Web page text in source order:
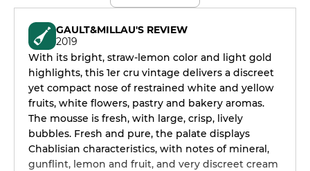
GAULT&MILLAU'S REVIEW
2019
With its bright, straw-lemon color and light gold
highlights, this 1er cru vintage delivers a discreet
yet compact nose of restrained white and yellow
fruits, white flowers, pastry and bakery aromas.
The mousse is fresh, with large, crisp, lively
bubbles. Fresh and pure, the palate displays
Chablisian characteristics, with notes of mineral,
gunflint, lemon and fruit, and very discreet cream